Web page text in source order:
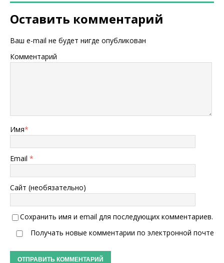
Оставить комментарий
Ваш e-mail не будет нигде опубликован
Комментарий
Имя*
Email *
Сайт (необязательно)
Сохранить имя и email для последующих комментариев.
Получать новые комментарии по электронной почте